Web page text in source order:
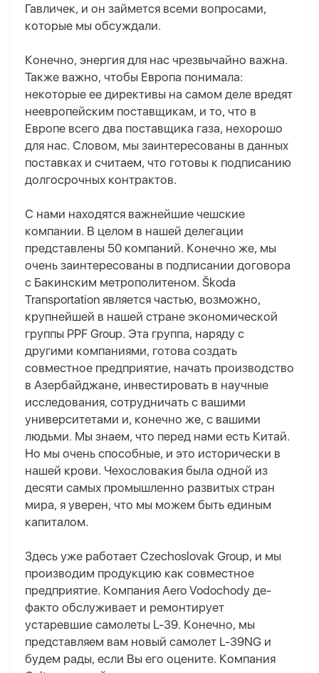
Гавличек, и он займется всеми вопросами,
которые мы обсуждали.
Конечно, энергия для нас чрезвычайно важна.
Также важно, чтобы Европа понимала:
некоторые ее директивы на самом деле вредят
неевропейским поставщикам, и то, что в
Европе всего два поставщика газа, нехорошо
для нас. Словом, мы заинтересованы в данных
поставках и считаем, что готовы к подписанию
долгосрочных контрактов.
С нами находятся важнейшие чешские
компании. В целом в нашей делегации
представлены 50 компаний. Конечно же, мы
очень заинтересованы в подписании договора
с Бакинским метрополитеном. Škoda
Transportation является частью, возможно,
крупнейшей в нашей стране экономической
группы PPF Group. Эта группа, наряду с
другими компаниями, готова создать
совместное предприятие, начать производство
в Азербайджане, инвестировать в научные
исследования, сотрудничать с вашими
университетами и, конечно же, с вашими
людьми. Мы знаем, что перед нами есть Китай.
Но мы очень способные, и это исторически в
нашей крови. Чехословакия была одной из
десяти самых промышленно развитых стран
мира, я уверен, что мы можем быть единым
капиталом.
Здесь уже работает Czechoslovak Group, и мы
производим продукцию как совместное
предприятие. Компания Aero Vodochody де-
факто обслуживает и ремонтирует
устаревшие самолеты L-39. Конечно, мы
представляем вам новый самолет L-39NG и
будем рады, если Вы его оцените. Компания